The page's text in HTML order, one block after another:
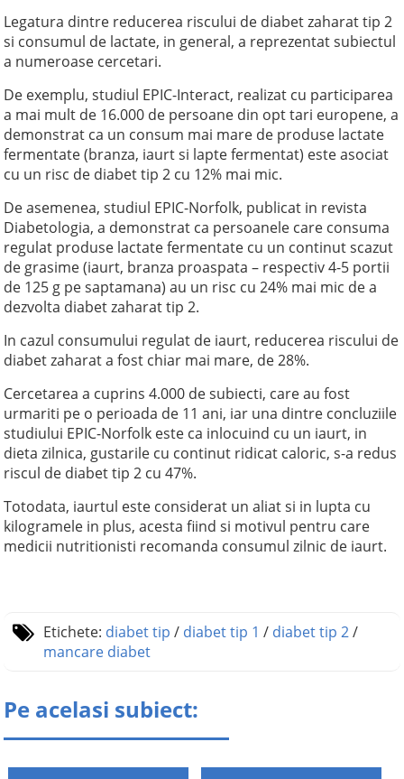
Legatura dintre reducerea riscului de diabet zaharat tip 2
si consumul de lactate, in general, a reprezentat subiectul
a numeroase cercetari.
De exemplu, studiul EPIC-Interact, realizat cu participarea
a mai mult de 16.000 de persoane din opt tari europene, a
demonstrat ca un consum mai mare de produse lactate
fermentate (branza, iaurt si lapte fermentat) este asociat
cu un risc de diabet tip 2 cu 12% mai mic.
De asemenea, studiul EPIC-Norfolk, publicat in revista
Diabetologia, a demonstrat ca persoanele care consuma
regulat produse lactate fermentate cu un continut scazut
de grasime (iaurt, branza proaspata – respectiv 4-5 portii
de 125 g pe saptamana) au un risc cu 24% mai mic de a
dezvolta diabet zaharat tip 2.
In cazul consumului regulat de iaurt, reducerea riscului de
diabet zaharat a fost chiar mai mare, de 28%.
Cercetarea a cuprins 4.000 de subiecti, care au fost
urmariti pe o perioada de 11 ani, iar una dintre concluziile
studiului EPIC-Norfolk este ca inlocuind cu un iaurt, in
dieta zilnica, gustarile cu continut ridicat caloric, s-a redus
riscul de diabet tip 2 cu 47%.
Totodata, iaurtul este considerat un aliat si in lupta cu
kilogramele in plus, acesta fiind si motivul pentru care
medicii nutritionisti recomanda consumul zilnic de iaurt.
Etichete: diabet tip / diabet tip 1 / diabet tip 2/
mancare diabet
Pe acelasi subiect: